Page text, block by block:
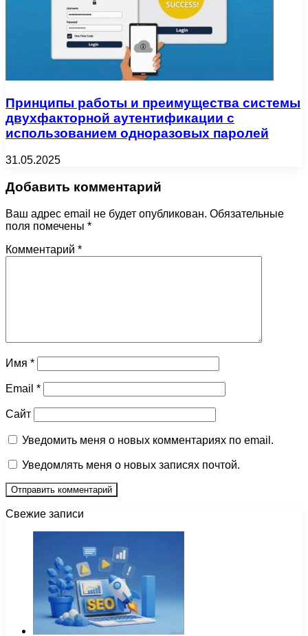
Принципы работы и преимущества системы
двухфакторной аутентификации с
использованием одноразовых паролей
31.05.2025
Добавить комментарий
Ваш адрес email не будет опубликован. Обязательные
поля помечены *
Комментарий *
Имя *
Email *
Сайт
Уведомить меня о новых комментариях по email.
Уведомлять меня о новых записях почтой.
Свежие записи